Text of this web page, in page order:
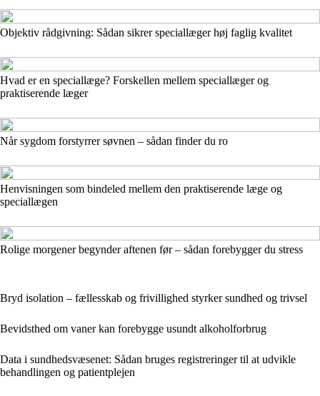
Objektiv rådgivning: Sådan sikrer speciallæger høj faglig kvalitet
Hvad er en speciallæge? Forskellen mellem speciallæger og
praktiserende læger
Når sygdom forstyrrer søvnen – sådan finder du ro
Henvisningen som bindeled mellem den praktiserende læge og
speciallægen
Rolige morgener begynder aftenen før – sådan forebygger du stress
Bryd isolation – fællesskab og frivillighed styrker sundhed og trivsel
Bevidsthed om vaner kan forebygge usundt alkoholforbrug
Data i sundhedsvæsenet: Sådan bruges registreringer til at udvikle
behandlingen og patientplejen